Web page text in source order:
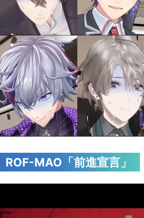
ROF-MAO「前進宣言」